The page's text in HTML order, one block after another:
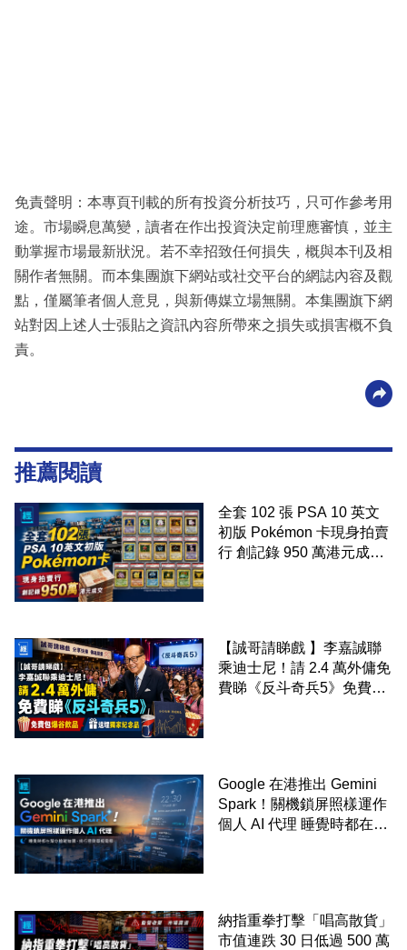
免責聲明：本專頁刊載的所有投資分析技巧，只可作參考用
途。市場瞬息萬變，讀者在作出投資決定前理應審慎，並主
動掌握市場最新狀況。若不幸招致任何損失，概與本刊及相
關作者無關。而本集團旗下網站或社交平台的網誌內容及觀
點，僅屬筆者個人意見，與新傳媒立場無關。本集團旗下網
站對因上述人士張貼之資訊內容所帶來之損失或損害概不負
責。
推薦閱讀
全套 102 張 PSA 10 英文
初版 Pokémon 卡現身拍賣
行 創記錄 950 萬港元成交
【誠哥請睇戲 】李嘉誠聯
乘迪士尼！請 2.4 萬外傭免
費睇《反斗奇兵5》免費包
Google 在港推出 Gemini
Spark！關機鎖屏照樣運作
個人 AI 代理 睡覺時都在幫
納指重拳打擊「唱高散貨」
市值連跌 30 日低過 500 萬